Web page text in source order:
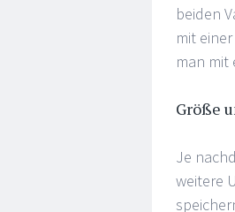
beiden
mit
man mit
Größe
Je
weitere